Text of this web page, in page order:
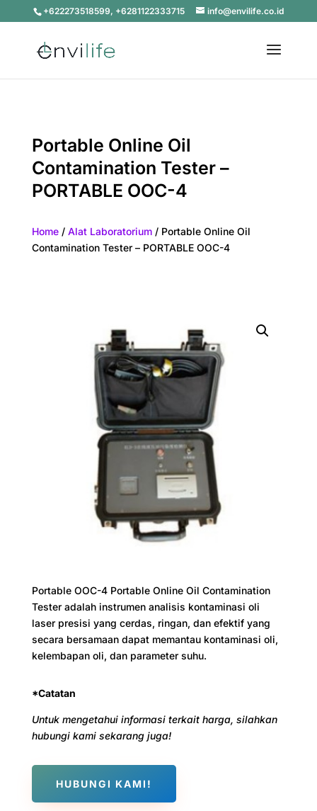
+622273518599, +6281122333715 info@envilife.co.id
Portable Online Oil
Contamination Tester –
PORTABLE OOC-4
Home/ Alat Laboratorium/ Portable Online Oil
Contamination Tester – PORTABLE OOC-4
Portable OOC-4 Portable Online Oil Contamination
Tester adalah instrumen analisis kontaminasi oli
laser presisi yang cerdas, ringan, dan efektif yang
secara bersamaan dapat memantau kontaminasi oli,
kelembapan oli, dan parameter suhu.
*Catatan
Untuk mengetahui informasi terkait harga, silahkan
hubungi kami sekarang juga!
HUBUNGI KAMI!